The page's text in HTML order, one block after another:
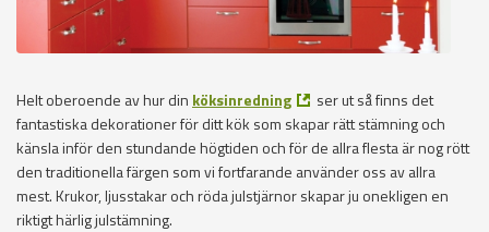
Helt oberoende av hur din köksinredning
ser ut så finns det
fantastiska dekorationer för ditt kök som skapar rätt stämning och
känsla inför den stundande högtiden och för de allra flesta är nog rött
den traditionella färgen som vi fortfarande använder oss av allra
mest. Krukor, ljusstakar och röda julstjärnor skapar ju onekligen en
riktigt härlig julstämning.